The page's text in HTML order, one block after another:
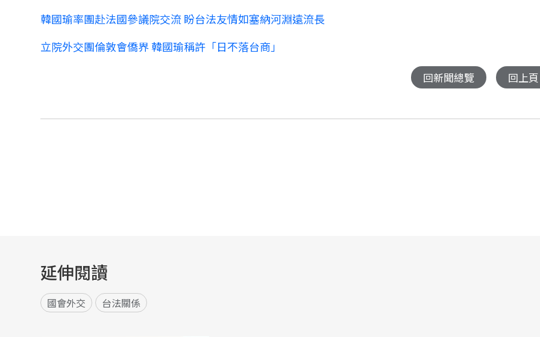
韓國瑜率團赴法國參議院交流 盼台法友情如塞納河淵遠流長
立院外交團倫敦會僑界 韓國瑜稱許「日不落台商」
回新聞總覽 回上頁
延伸閱讀
國會外交 台法關係